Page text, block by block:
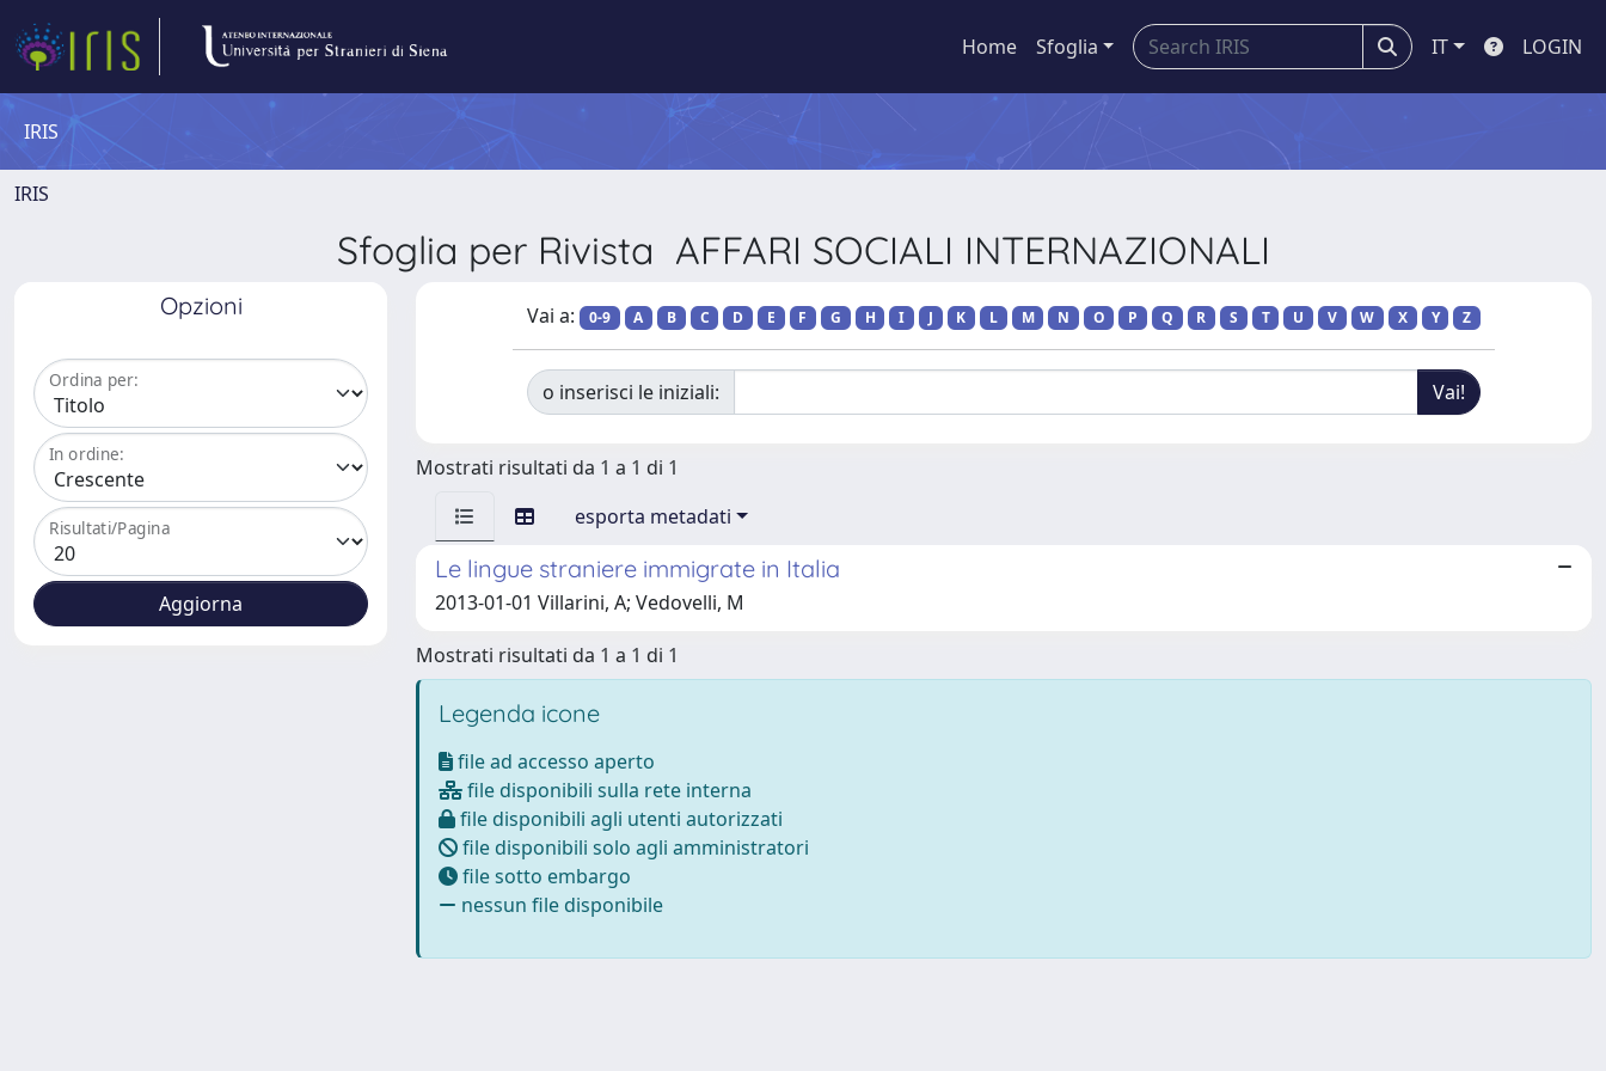
Home Sfoglia IT LOGIN
IRIS
IRIS
Sfoglia per Rivista AFFARI SOCIALI INTERNAZIONALI
Opzioni
Ordina per:
In ordine:
Risultati/Pagina
Vai a: 0-9 A B C D E F G H I J K L M N O P Q R S T U V W X Y Z
o inserisci le iniziali:
Mostrati risultati da 1 a 1 di 1
esporta metadati
Le lingue straniere immigrate in Italia
2013-01-01 Villarini, A; Vedovelli, M
Mostrati risultati da 1 a 1 di 1
Legenda icone
file ad accesso aperto
file disponibili sulla rete interna
file disponibili agli utenti autorizzati
file disponibili solo agli amministratori
file sotto embargo
nessun file disponibile